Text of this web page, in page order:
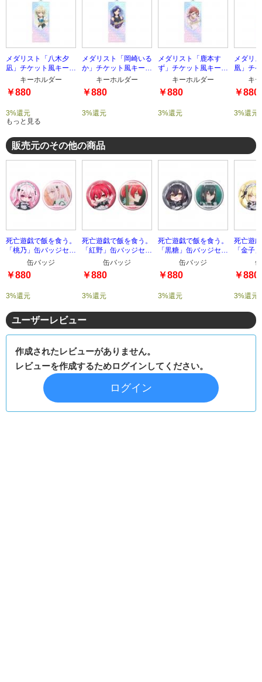
メダリスト「八木夕
凪」チケット風キーホ
ルダーキーホルダー
￥880
3%還元
メダリスト「岡崎いる
か」チケット風キーホ
ルダーキーホルダー
￥880
3%還元
メダリスト「鹿本す
ず」チケット風キーホ
ルダーキーホルダー
￥880
3%還元
メダリ
凰」チ
ルダー
キ
￥880
3%還元
もっと見る
販売元のその他の商品
死亡遊戯で飯を食う。
「桃乃」缶バッジセッ
缶バッジ
￥880
3%還元
死亡遊戯で飯を食う。
「紅野」缶バッジセッ
缶バッジ
￥880
3%還元
死亡遊戯で飯を食う。
「黒糖」缶バッジセッ
缶バッジ
￥880
3%還元
死亡遊
「金子
￥880
3%還元
ユーザーレビュー
作成されたレビューがありません。
レビューを作成するためログインしてください。
ログイン